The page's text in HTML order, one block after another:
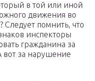
в той или иной
движения во
Следует помнить, что
инспекторы
гражданина за
вот за нарушение